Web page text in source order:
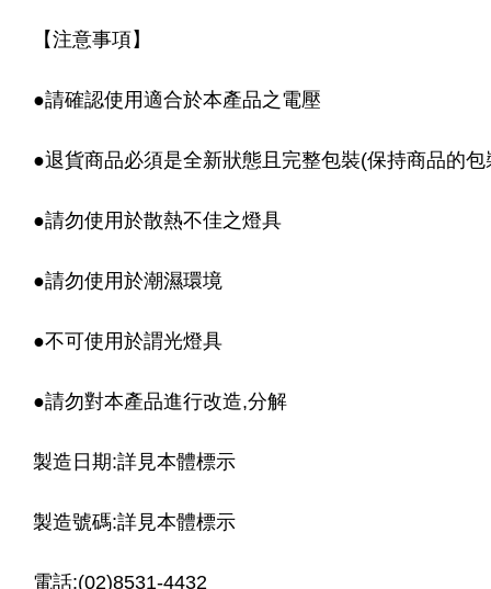
【注意事項】
●請確認使用適合於本產品之電壓
●退貨商品必須是全新狀態且完整包裝(保持商品的
●請勿使用於散熱不佳之燈具
●請勿使用於潮濕環境
●不可使用於謂光燈具
●請勿對本產品進行改造,分解
製造日期:詳見本體標示
製造號碼:詳見本體標示
電話:(02)8531-4432